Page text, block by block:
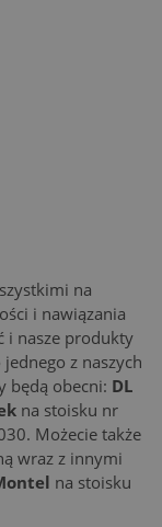
na
i nawiązania
i nasze produkty
z naszych
będą obecni: DL
na stoisku nr
Możecie także
wraz z innymi
na stoisku